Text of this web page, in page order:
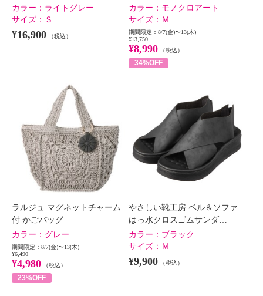
カラー： ライトグレー
サイズ： Ｓ
¥16,900 （税込）
カラー： モノクロアート
サイズ： Ｍ
期間限定：8/7(金)〜13(木)
¥13,750
¥8,990 （税込）
34%OFF
ラルジュ マグネットチャーム
付 かごバッグ
カラー： グレー
期間限定：8/7(金)〜13(木)
¥6,490
¥4,980 （税込）
23%OFF
やさしい靴工房 ベル＆ソファ
はっ水クロスゴムサンダ…
カラー： ブラック
サイズ： Ｍ
¥9,900 （税込）